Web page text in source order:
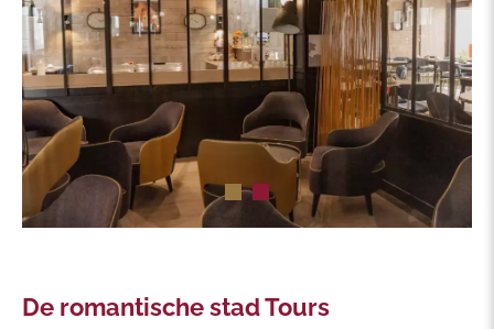
De romantische stad Tours